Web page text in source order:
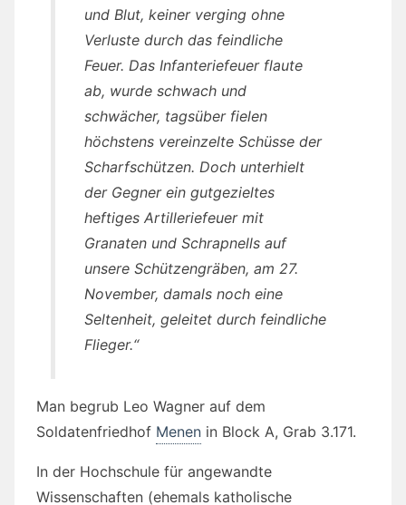
und Blut, keiner verging ohne
Verluste durch das feindliche
Feuer. Das Infanteriefeuer flaute
ab, wurde schwach und
schwächer, tagsüber fielen
höchstens vereinzelte Schüsse der
Scharfschützen. Doch unterhielt
der Gegner ein gutgezieltes
heftiges Artilleriefeuer mit
Granaten und Schrapnells auf
unsere Schützengräben, am 27.
November, damals noch eine
Seltenheit, geleitet durch feindliche
Flieger.“
Man begrub Leo Wagner auf dem
Soldatenfriedhof Menen in Block A, Grab 3.171.
In der Hochschule für angewandte
Wissenschaften (ehemals katholische